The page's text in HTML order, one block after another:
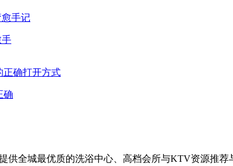
手
确
供全城最优质的洗浴中心、高档会所与KTV资源推